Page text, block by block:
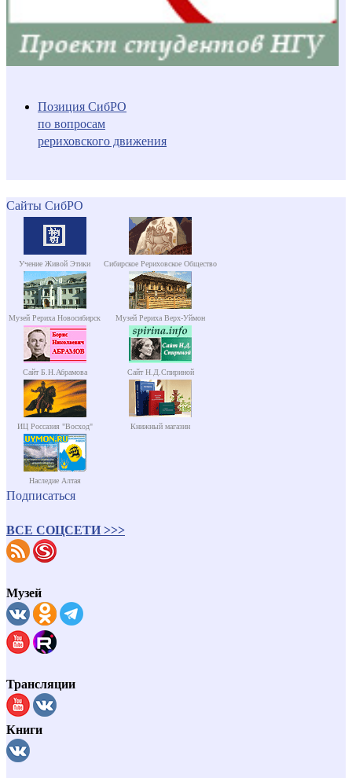
Позиция СибРО
по вопросам
рериховского движения
Сайты СибРО
Учение Живой Этики Сибирское Рериховское Общество
Музей Рериха Новосибирск Музей Рериха Верх-Уймон
Сайт Б.Н.Абрамова Сайт Н.Д.Спириной
ИЦ Россазия "Восход" Книжный магазин
Наследие Алтая
Подписаться
ВСЕ СОЦСЕТИ >>>
Музей
Трансляции
Книги